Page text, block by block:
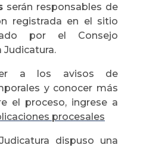
serán responsables de
registrada en el sitio
por el Consejo
Judicatura.
a los avisos de
y conocer más
el proceso, ingrese a
procesales
dispuso una